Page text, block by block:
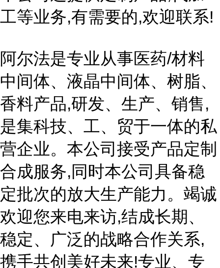
工等业务,有需要的,欢迎联系!
阿尔法是专业从事医药/材料
中间体、液晶中间体、树脂、
香料产品,研发、生产、销售,
是集科技、工、贸于一体的私
营企业。本公司接受产品定制
合成服务,同时本公司具备稳
定批次的放大生产能力。竭诚
欢迎您来电来访,结成长期、
稳定、广泛的战略合作关系,
携手共创美好未来!专业、专